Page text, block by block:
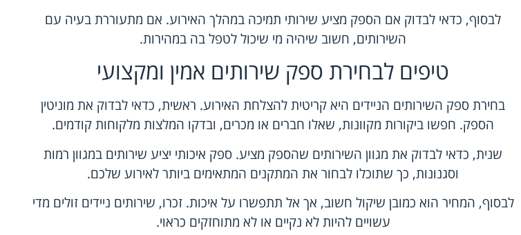
לבסוף, כדאי לבדוק אם הספק מציע שירותי תמיכה במהלך האירוע. אם מתעוררת בעיה עם
השירותים, חשוב שיהיה מי שיכול לטפל בה במהירות.
טיפים לבחירת ספק שירותים אמין ומקצועי
בחירת ספק השירותים הניידים היא קריטית להצלחת האירוע. ראשית, כדאי לבדוק את מוניטין
הספק. חפשו ביקורות מקוונות, שאלו חברים או מכרים, ובדקו המלצות מלקוחות קודמים.
שנית, כדאי לבדוק את מגוון השירותים שהספק מציע. ספק איכותי יציע שירותים במגוון רמות
וסגנונות, כך שתוכלו לבחור את המתקנים המתאימים ביותר לאירוע שלכם.
לבסוף, המחיר הוא כמובן שיקול חשוב, אך אל תתפשרו על איכות. זכרו, שירותים ניידים זולים מדי
עשויים להיות לא נקיים או לא מתוחזקים כראוי.